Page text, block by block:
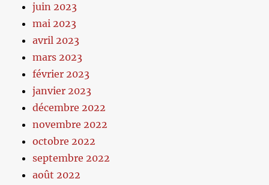
juin 2023
mai 2023
avril 2023
mars 2023
février 2023
janvier 2023
décembre 2022
novembre 2022
octobre 2022
septembre 2022
août 2022